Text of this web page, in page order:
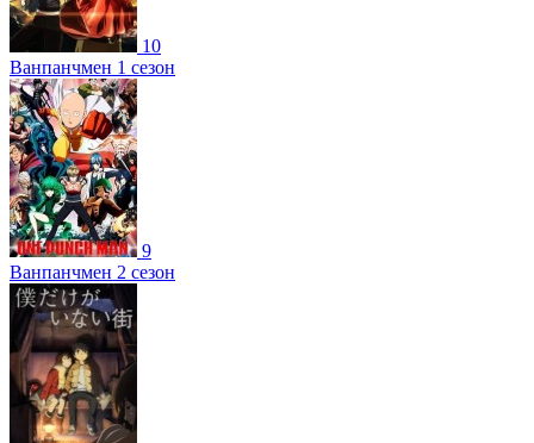
10
Ванпанчмен 1 сезон
9
Ванпанчмен 2 сезон